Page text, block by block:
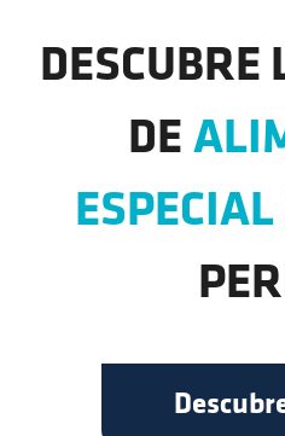
DESCUBRE
DE
ESPECIAL